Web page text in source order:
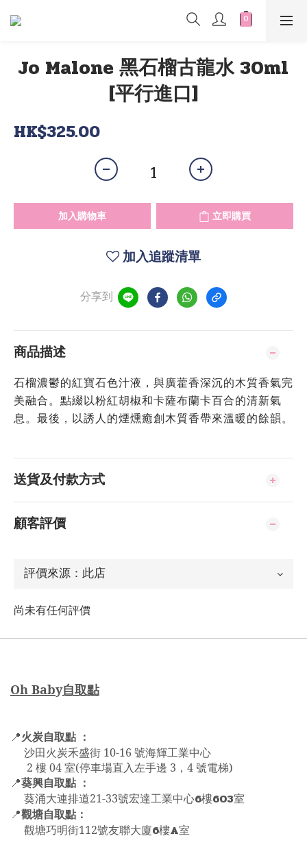
Jo Malone 黑石榴古龍水 30ml
[平行進口]
HK$325.00
加入購物車 立即購買
加入追蹤清單
分享到
商品描述
石榴濃鬱的紅寶石色汁液，與廣藿香深沉的木質香氣完
美融合。點綴以粉紅胡椒和卡薩布蘭卡百合的清新氣
息。最後，以誘人的煙燻癒創木質香帶來溫暖的餘韻。
送貨及付款方式
顧客評價
尚未有任何評價
Oh Baby自取點
📍火炭自取點 ：
沙田火炭禾盛街 10-16 號海輝工業中心
2 樓 04 室(停車場直入左手邊 3，4 號電梯)
📍葵興自取點 ：
葵涌大連排道21-33號宏達工業中心6樓603室
📍觀塘自取點：
觀塘巧明街112號友聯大廈6樓A室